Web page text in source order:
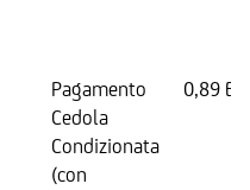
Pagamento
Cedola
Condizionata
(con
0,89